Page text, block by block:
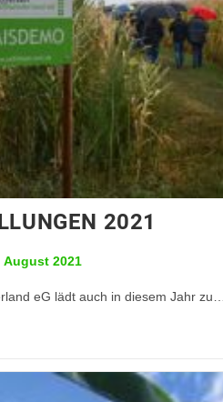
2021
August 2021
eG lädt auch in diesem Jahr zu…